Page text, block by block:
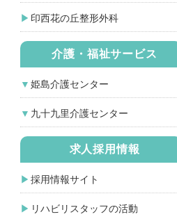
印西花の丘整形外科
介護・福祉サービス
姫島介護センター
九十九里介護センター
求人採用情報
採用情報サイト
リハビリスタッフの活動